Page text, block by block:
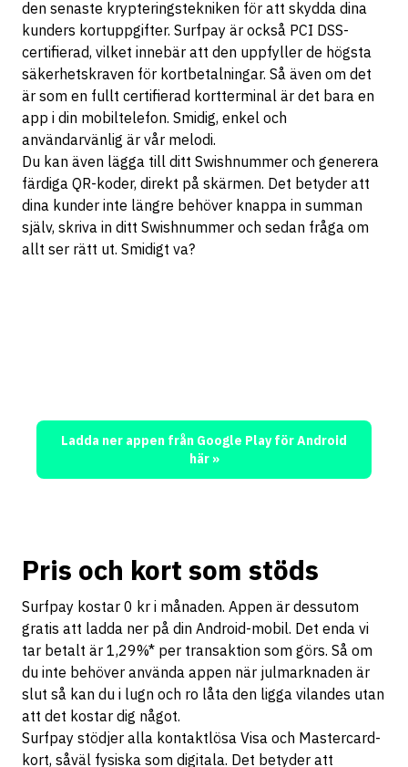
den senaste krypteringstekniken för att skydda dina
kunders kortuppgifter. Surfpay är också PCI DSS-
certifierad, vilket innebär att den uppfyller de högsta
säkerhetskraven för kortbetalningar. Så även om det
är som en fullt certifierad kortterminal är det bara en
app i din mobiltelefon. Smidig, enkel och
användarvänlig är vår melodi.
Du kan även lägga till ditt Swishnummer och generera
färdiga QR-koder, direkt på skärmen. Det betyder att
dina kunder inte längre behöver knappa in summan
själv, skriva in ditt Swishnummer och sedan fråga om
allt ser rätt ut. Smidigt va?
Ladda ner appen från Google Play för Android
här »
Pris och kort som stöds
Surfpay kostar 0 kr i månaden. Appen är dessutom
gratis att ladda ner på din Android-mobil. Det enda vi
tar betalt är 1,29%* per transaktion som görs. Så om
du inte behöver använda appen när julmarknaden är
slut så kan du i lugn och ro låta den ligga vilandes utan
att det kostar dig något.
Surfpay stödjer alla kontaktlösa Visa och Mastercard-
kort, såväl fysiska som digitala. Det betyder att